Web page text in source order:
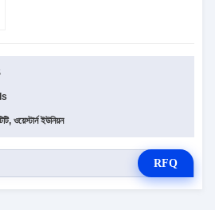
ওয়েস্টার্ন ইউনিয়ন
RFQ